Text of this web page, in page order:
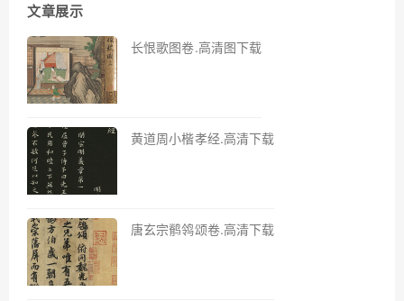
文章展示
长恨歌图卷.高清图下载
黄道周小楷孝经.高清下载
唐玄宗鹡鸰颂卷.高清下载